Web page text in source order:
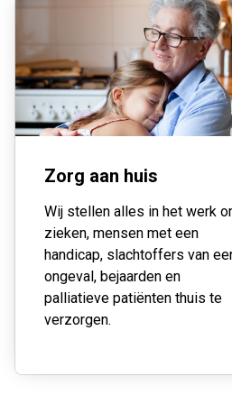
Zorg aan huis
Wij stellen alles in het werk
zieken, mensen met een
handicap, slachtoffers van
ongeval, bejaarden en
palliatieve patiënten thuis te
verzorgen.